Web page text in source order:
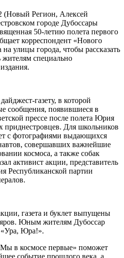
(Новый Регион, Алексей
городе Дубоссары
50-летию полета первого
корреспондент «Нового
улицы города, чтобы рассказать
специально
газету, в которой
сообщения, появившиеся в
прессе после полета Юрия
приднестровцев. Для школьников
с фотографиями выдающихся
совершавших важнейшие
космоса, а также собак
активист акции, представитель
Республиканской партии
газета и буклет выпущены
Юным жителям Дубоссар
Юра!».
в космосе первые» поможет
событие прошлого века, а